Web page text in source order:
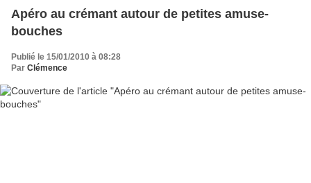
Apéro au crémant autour de petites amuse-
bouches
Publié le 15/01/2010 à 08:28
Par Clémence